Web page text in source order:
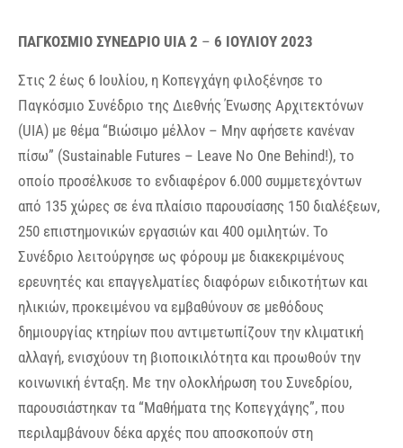
ΠΑΓΚΟΣΜΙΟ ΣΥΝΕΔΡΙΟ UIA 2 – 6 ΙΟΥΛΙΟΥ 2023
Στις 2 έως 6 Ιουλίου, η Κοπεγχάγη φιλοξένησε το
Παγκόσμιο Συνέδριο της Διεθνής Ένωσης Αρχιτεκτόνων
(UIA) με θέμα “Βιώσιμο μέλλον – Μην αφήσετε κανέναν
πίσω” (Sustainable Futures – Leave No One Behind!), το
οποίο προσέλκυσε το ενδιαφέρον 6.000 συμμετεχόντων
από 135 χώρες σε ένα πλαίσιο παρουσίασης 150 διαλέξεων,
250 επιστημονικών εργασιών και 400 ομιλητών. Το
Συνέδριο λειτούργησε ως φόρουμ με διακεκριμένους
ερευνητές και επαγγελματίες διαφόρων ειδικοτήτων και
ηλικιών, προκειμένου να εμβαθύνουν σε μεθόδους
δημιουργίας κτηρίων που αντιμετωπίζουν την κλιματική
αλλαγή, ενισχύουν τη βιοποικιλότητα και προωθούν την
κοινωνική ένταξη. Με την ολοκλήρωση του Συνεδρίου,
παρουσιάστηκαν τα “Μαθήματα της Κοπεγχάγης”, που
περιλαμβάνουν δέκα αρχές που αποσκοπούν στη